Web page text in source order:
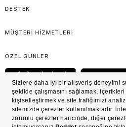
DESTEK
MÜŞTERİ HİZMETLERİ
ÖZEL GÜNLER
© Victoria's Secret Shaya Mağazacılık A.Ş.
markasıdır. Her hakkı saklıdır.